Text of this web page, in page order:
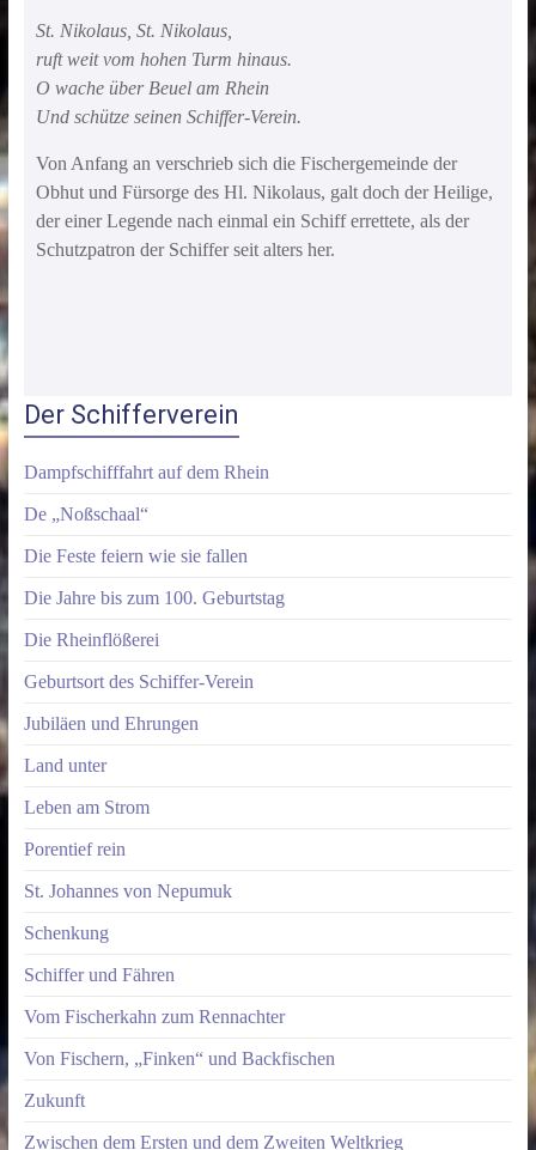
St. Nikolaus, St. Nikolaus,
ruft weit vom hohen Turm hinaus.
O wache über Beuel am Rhein
Und schütze seinen Schiffer-Verein.
Von Anfang an verschrieb sich die Fischergemeinde der
Obhut und Fürsorge des Hl. Nikolaus, galt doch der Heilige,
der einer Legende nach einmal ein Schiff errettete, als der
Schutzpatron der Schiffer seit alters her.
Der Schifferverein
Dampfschifffahrt auf dem Rhein
De „Noßschaal“
Die Feste feiern wie sie fallen
Die Jahre bis zum 100. Geburtstag
Die Rheinflößerei
Geburtsort des Schiffer-Verein
Jubiläen und Ehrungen
Land unter
Leben am Strom
Porentief rein
St. Johannes von Nepumuk
Schenkung
Schiffer und Fähren
Vom Fischerkahn zum Rennachter
Von Fischern, „Finken“ und Backfischen
Zukunft
Zwischen dem Ersten und dem Zweiten Weltkrieg